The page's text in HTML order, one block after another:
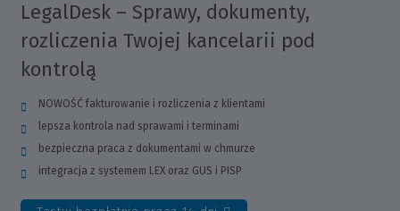
LegalDesk – Sprawy, dokumenty,
rozliczenia Twojej kancelarii pod
kontrolą
NOWOŚĆ fakturowanie i rozliczenia z klientami
lepsza kontrola nad sprawami i terminami
bezpieczna praca z dokumentami w chmurze
integracja z systemem LEX oraz GUS i PISP